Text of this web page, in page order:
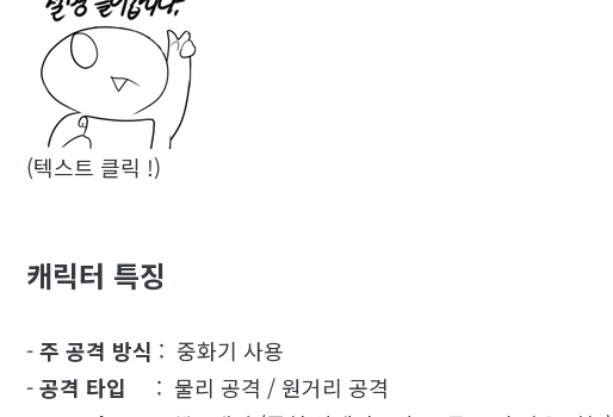
(텍스트 클릭 !)
캐릭터 특징
-주 공격 방식 : 중화기 사용
-공격 타입 : 물리 공격 / 원거리 공격